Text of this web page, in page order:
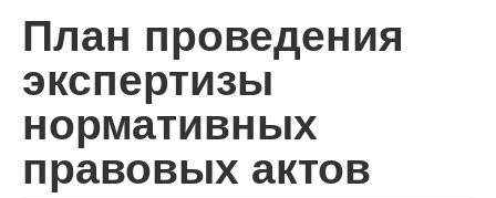
План проведения
экспертизы
нормативных
правовых актов